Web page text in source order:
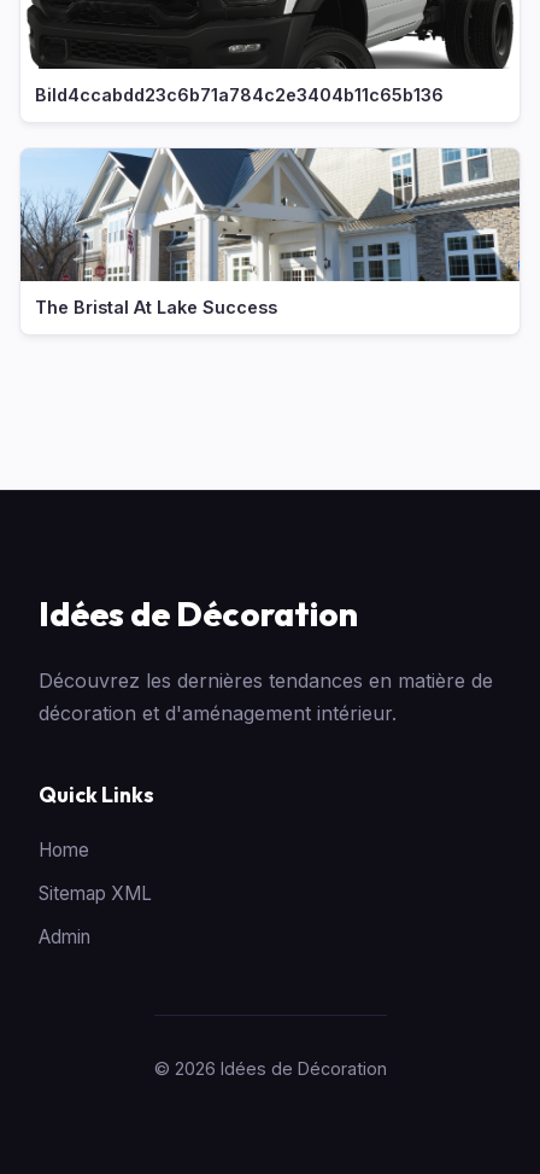
Bild4ccabdd23c6b71a784c2e3404b11c65b136
The Bristal At Lake Success
Idées de Décoration
Découvrez les dernières tendances en matière de
décoration et d'aménagement intérieur.
Quick Links
Home
Sitemap XML
Admin
© 2026 Idées de Décoration